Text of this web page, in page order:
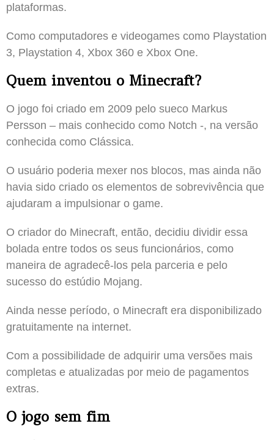
plataformas.
Como computadores e videogames como Playstation
3, Playstation 4, Xbox 360 e Xbox One.
Quem inventou o Minecraft?
O jogo foi criado em 2009 pelo sueco Markus
Persson – mais conhecido como Notch -, na versão
conhecida como Clássica.
O usuário poderia mexer nos blocos, mas ainda não
havia sido criado os elementos de sobrevivência que
ajudaram a impulsionar o game.
O criador do Minecraft, então, decidiu dividir essa
bolada entre todos os seus funcionários, como
maneira de agradecê-los pela parceria e pelo
sucesso do estúdio Mojang.
Ainda nesse período, o Minecraft era disponibilizado
gratuitamente na internet.
Com a possibilidade de adquirir uma versões mais
completas e atualizadas por meio de pagamentos
extras.
O jogo sem fim